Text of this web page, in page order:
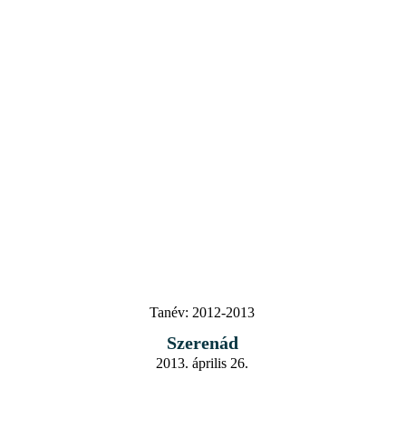
Tanév: 2012-2013
Szerenád
2013. április 26.